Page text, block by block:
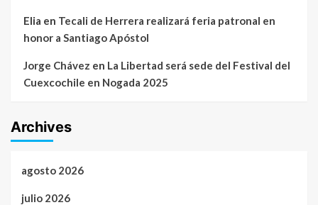
Elia en Tecali de Herrera realizará feria patronal en
honor a Santiago Apóstol
Jorge Chávez en La Libertad será sede del Festival del
Cuexcochile en Nogada 2025
Archives
agosto 2026
julio 2026